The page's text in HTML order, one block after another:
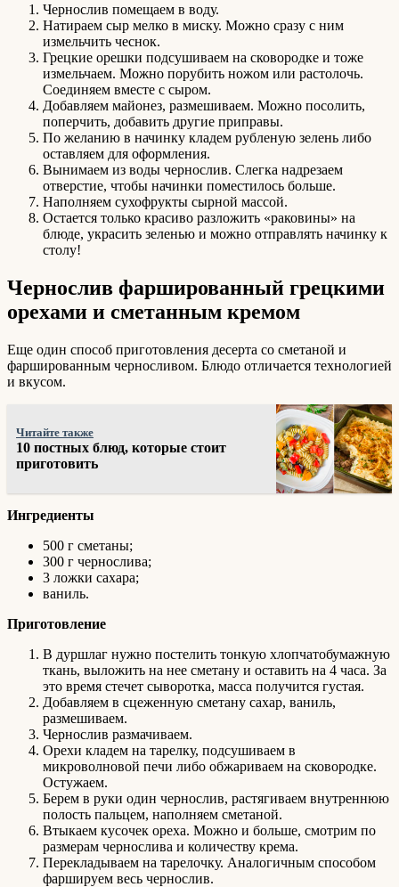
Чернослив помещаем в воду.
Натираем сыр мелко в миску. Можно сразу с ним
измельчить чеснок.
Грецкие орешки подсушиваем на сковородке и тоже
измельчаем. Можно порубить ножом или растолочь.
Соединяем вместе с сыром.
Добавляем майонез, размешиваем. Можно посолить,
поперчить, добавить другие приправы.
По желанию в начинку кладем рубленую зелень либо
оставляем для оформления.
Вынимаем из воды чернослив. Слегка надрезаем
отверстие, чтобы начинки поместилось больше.
Наполняем сухофрукты сырной массой.
Остается только красиво разложить «раковины» на
блюде, украсить зеленью и можно отправлять начинку к
столу!
Чернослив фаршированный грецкими
орехами и сметанным кремом
Еще один способ приготовления десерта со сметаной и
фаршированным черносливом. Блюдо отличается технологией
и вкусом.
Читайте также
10 постных блюд, которые стоит
приготовить
Ингредиенты
500 г сметаны;
300 г чернослива;
3 ложки сахара;
ваниль.
Приготовление
В дуршлаг нужно постелить тонкую хлопчатобумажную
ткань, выложить на нее сметану и оставить на 4 часа. За
это время стечет сыворотка, масса получится густая.
Добавляем в сцеженную сметану сахар, ваниль,
размешиваем.
Чернослив размачиваем.
Орехи кладем на тарелку, подсушиваем в
микроволновой печи либо обжариваем на сковородке.
Остужаем.
Берем в руки один чернослив, растягиваем внутреннюю
полость пальцем, наполняем сметаной.
Втыкаем кусочек ореха. Можно и больше, смотрим по
размерам чернослива и количеству крема.
Перекладываем на тарелочку. Аналогичным способом
фаршируем весь чернослив.